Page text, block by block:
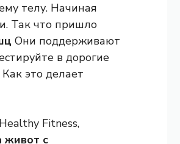
телу. Начиная
Так что пришло
Они поддерживают
в дорогие
это делает
Fitness,
живот с